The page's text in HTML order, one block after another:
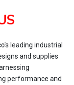
leading industrial
and supplies
performance and